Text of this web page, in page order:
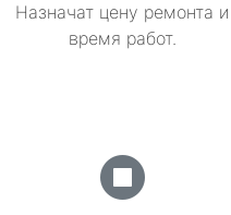
Назначат цену ремонта и
время работ.